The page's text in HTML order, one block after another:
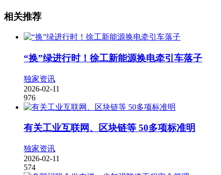
相关推荐
“换”绿进行时！徐工新能源换电牵引车落子
独家资讯
2026-02-11
976
有关工业互联网、区块链等 50多项标准明
独家资讯
2026-02-11
574